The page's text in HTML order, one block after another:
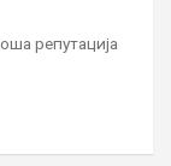
репутација